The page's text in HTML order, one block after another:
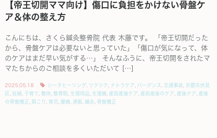
【帝王切開ママ向け】傷口に負担をかけない骨盤ケ
ア＆体の整え方
こんにちは、さくら鍼灸整骨院 代表 木藤です。 「帝王切開だった
から、骨盤ケアは必要ないと思っていた」「傷口が気になって、体
のケアはまだ早い気がする…」 そんなふうに、帝王切開をされたマ
マたちからのご相談を多くいただいて […]
2025.05.18 シータヒーリング ツクツク ナトラケア バーデンス 交通事故 京都市伏見
区
妊婦 子育て 整体 整骨院 生理用品 生理痛 産前産後ケア 産前産後のケア 産後ケア
産後
の骨盤矯正
肩こり 育児 腰痛 通販 鍼灸 骨盤矯正